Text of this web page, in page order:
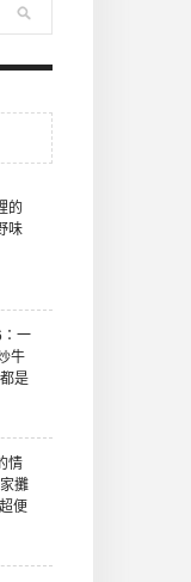
的
味
一
牛
是
情
攤
便